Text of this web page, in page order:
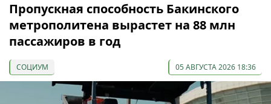
Пропускная способность Бакинского
метрополитена вырастет на 88 млн
пассажиров в год
СОЦИУМ 05 АВГУСТА 2026 18:36